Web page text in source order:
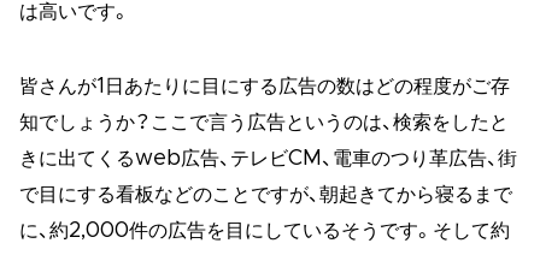
は高いです。
皆さんが1日あたりに目にする広告の数はどの程度がご存
知でしょうか？ここで言う広告というのは、検索をしたと
きに出てくるweb広告、テレビCM、電車のつり革広告、街
で目にする看板などのことですが、朝起きてから寝るまで
に、約2,000件の広告を目にしているそうです。そして約